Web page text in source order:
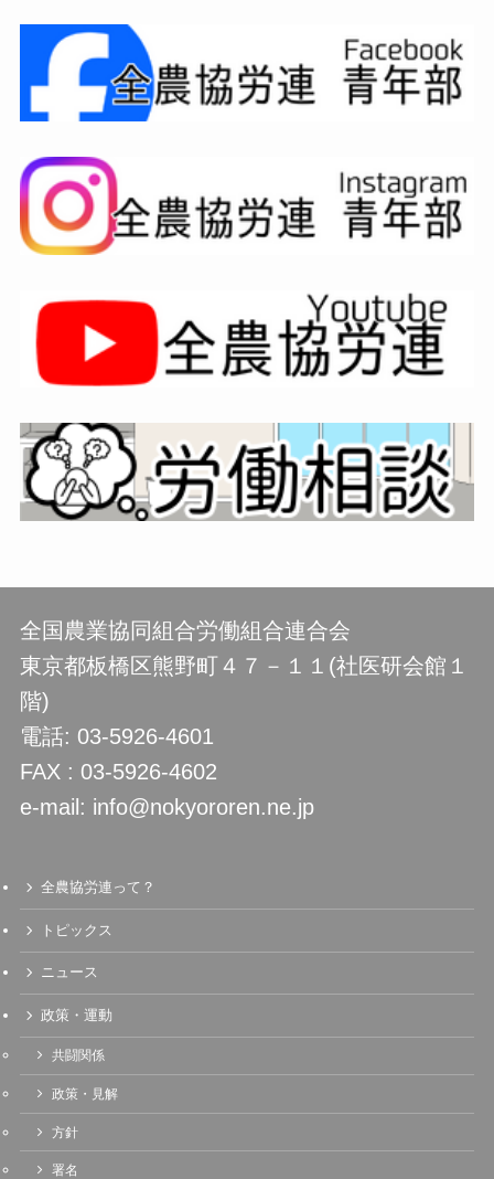
全国農業協同組合労働組合連合会
東京都板橋区熊野町４７－１１(社医研会館１
階)
電話: 03-5926-4601
FAX : 03-5926-4602
e-mail: info@nokyororen.ne.jp
全農協労連って？
トピックス
ニュース
政策・運動
共闘関係
政策・見解
方針
署名